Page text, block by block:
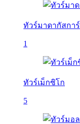
ทัวร์มาดากัสการ์
1
ทัวร์เม็กซิโก
5